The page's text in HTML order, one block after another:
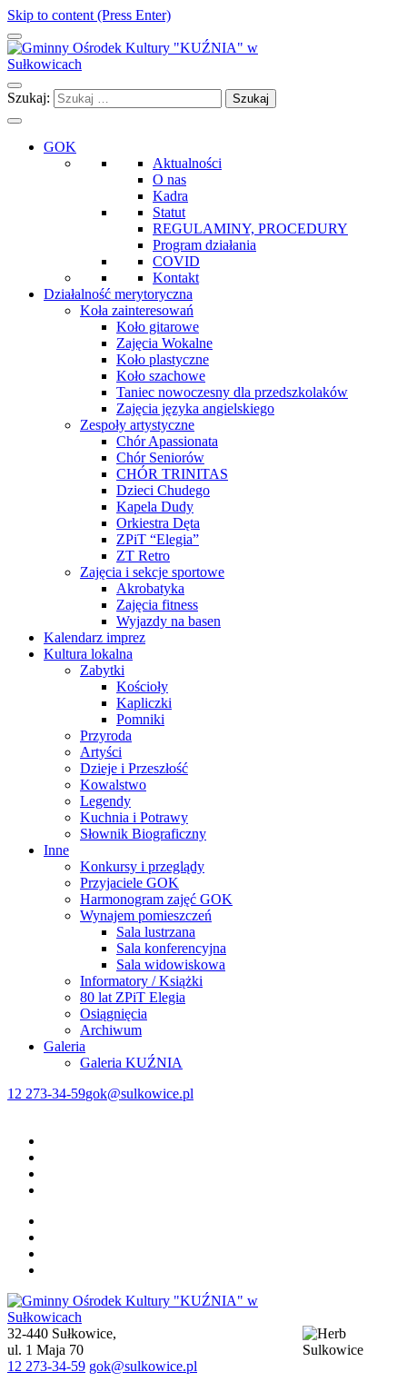
Skip to content (Press Enter)
Gminny Ośrodek Kultury "KUŹNIA" w Sułkowicach
Szukaj:
GOK
Aktualności
O nas
Kadra
Statut
REGULAMINY, PROCEDURY
Program działania
COVID
Kontakt
Działalność merytoryczna
Koła zainteresowań
Koło gitarowe
Zajęcia Wokalne
Koło plastyczne
Koło szachowe
Taniec nowoczesny dla przedszkolaków
Zajęcia języka angielskiego
Zespoły artystyczne
Chór Apassionata
Chór Seniorów
CHÓR TRINITAS
Dzieci Chudego
Kapela Dudy
Orkiestra Dęta
ZPiT “Elegia”
ZT Retro
Zajęcia i sekcje sportowe
Akrobatyka
Zajęcia fitness
Wyjazdy na basen
Kalendarz imprez
Kultura lokalna
Zabytki
Kościoły
Kapliczki
Pomniki
Przyroda
Artyści
Dzieje i Przeszłość
Kowalstwo
Legendy
Kuchnia i Potrawy
Słownik Biograficzny
Inne
Konkursy i przeglądy
Przyjaciele GOK
Harmonogram zajęć GOK
Wynajem pomieszczeń
Sala lustrzana
Sala konferencyjna
Sala widowiskowa
Informatory / Książki
80 lat ZPiT Elegia
Osiągnięcia
Archiwum
Galeria
Galeria KUŹNIA
12 273-34-59gok@sulkowice.pl
Gminny Ośrodek Kultury "KUŹNIA" w Sułkowicach
32-440 Sułkowice,
ul. 1 Maja 70
12 273-34-59 gok@sulkowice.pl